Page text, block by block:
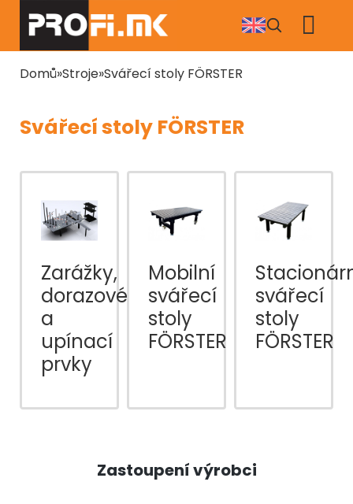
Přejít
hlavnímu
obsahu
Drobečková
Domů Stroje Svářecí stoly FÖRSTER
Svářecí stoly FÖRSTER
Zarážky,
dorazové
a
upínací
prvky
Mobilní
svářecí
stoly
FÖRSTER
svářecí
stoly
FÖRSTER
Zastoupení výrobci